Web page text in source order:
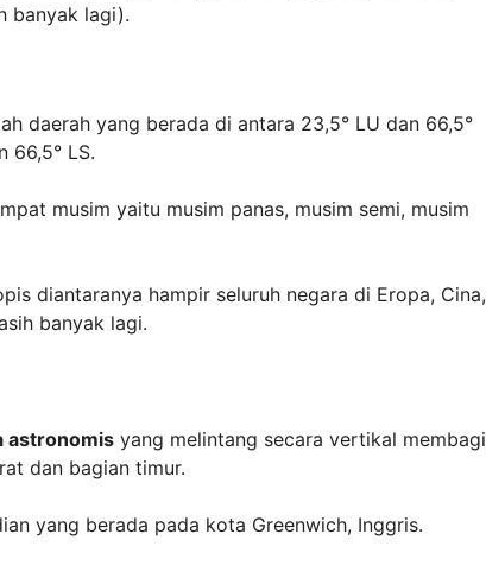
banyak lagi).
daerah yang berada di antara 23,5° LU dan 66,5°
66,5° LS.
musim yaitu musim panas, musim semi, musim
diantaranya hampir seluruh negara di Eropa, Cina,
banyak lagi.
astronomis yang melintang secara vertikal membagi
dan bagian timur.
yang berada pada kota Greenwich, Inggris.